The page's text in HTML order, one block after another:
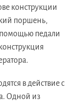
конструкции
поршень,
помощью педали
в действие с
Одной из